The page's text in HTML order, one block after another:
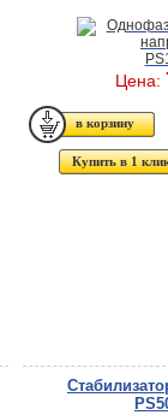
Цена:
Купить в 1